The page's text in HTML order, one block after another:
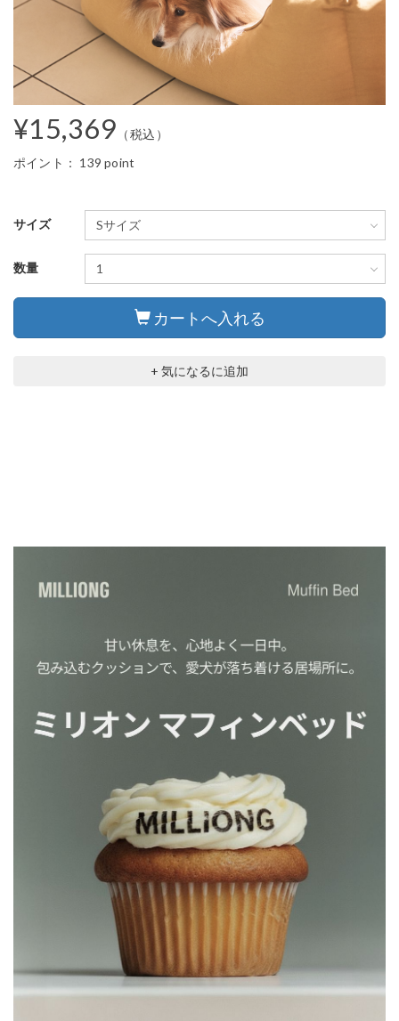
¥15,369 （税込）
ポイント： 139 point
サイズ
数量
カートへ入れる
+ 気になるに追加